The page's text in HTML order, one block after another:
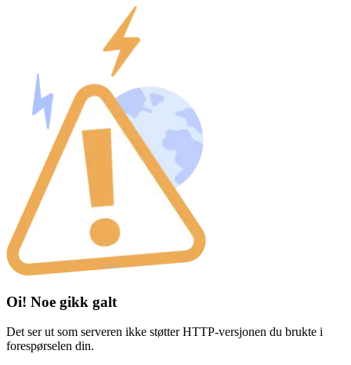
Oi! Noe gikk galt
Det ser ut som serveren ikke støtter HTTP-versjonen du brukte i
forespørselen din.